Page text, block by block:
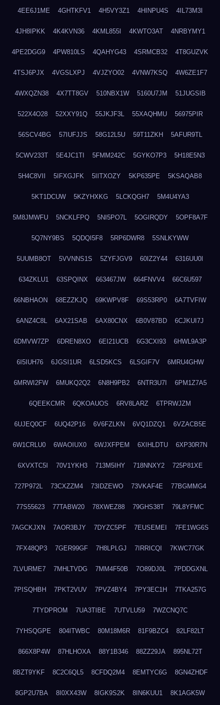
4EE6J1ME 4GHTKFV1 4H5VY3Z1 4HINPU4S 4IL73M3I
4JH8IPKK 4K4KVN36 4KML855I 4KWTO3AT 4NRBYMY1
4PE2DGG9 4PW810LS 4QAHYG43 4SRMCB32 4T8GUZVK
4TSJ6PJX 4VGSLXPJ 4VJZYO02 4VNW7KSQ 4W6ZE1F7
4WXQZN38 4X7TT8GV 510NBX1W 5160U7JM 51JUGSIB
522X4O28 52XXY91Q 55JKJF3L 55XAQHMU 56975PIR
56SCV4BG 57IUFJJS 58G12L5U 59T11ZKH 5AFUR9TL
5CWV233T 5E4JC1TI 5FMM242C 5GYKO7P3 5H18E5N3
5H4C8VII 5IFXGJFK 5IITXOZY 5KP635PE 5KSAQAB8
5KT1DCUW 5KZYHXKG 5LCKQGH7 5M4U4YA3
5M8JMWFU 5NCKLFPQ 5NI5PO7L 5OGIRQDY 5OPF8A7F
5Q7NY9BS 5QDQI5F8 5RP6DWR8 5SNLKYWW
5UUMB8OT 5VVNNS1S 5ZYFJGV9 60IZ2Y44 6316UU0I
634ZKLU1 63SPQINX 663467JW 664FNVV4 66C6U597
66NBHAON 68EZZKJQ 69KWPV8F 69S53RP0 6A7TVFIW
6ANZ4C8L 6AX21SAB 6AX80CNX 6B0V87BD 6CJKUI7J
6DMVW7ZP 6DREN8XO 6EI21UCB 6G3CXI93 6HWL9A3P
6I5IUH76 6JGSI1UR 6LSD5KCS 6LSGIF7V 6MRU4GHW
6MRWI2FW 6MUKQ2Q2 6N8H9PB2 6NTR3U7I 6PM1Z7A5
6QEEKCMR 6QKOAUOS 6RV8LARZ 6TPRWJZM
6UJEQ0CF 6UQ42P16 6V6FZLKN 6VQ1DZQ1 6VZACB5E
6W1CRLU0 6WAOIUX0 6WJXFPEM 6XIHLDTU 6XP30R7N
6XVXTC5I 70V1YKH3 713M5IHY 718NNXY2 725P81XE
727P972L 73CXZZM4 73IDZEWO 73VKAF4E 77BGMMG4
77S55623 77TABW20 78XWEZ88 79GHS38T 79L8YFMC
7AGCKJXN 7AOR3BJY 7DYZC5PF 7EUSEMEI 7FE1WG6S
7FX48QP3 7GER99GF 7H8LPLGJ 7IRRICQI 7KWC77GK
7LVURME7 7MHLTVDG 7MM4F50B 7O89DJ0L 7PDDGXNL
7PISQHBH 7PKT2VUV 7PVZ4BY4 7PY3EC1H 7TKA257G
7TYDPROM 7UA3TIBE 7UTVLU59 7WZCNQ7C
7YHSQGPE 804ITWBC 80M18M6R 81F9BZC4 82LF82LT
866X8P4W 87HLHOXA 88Y1B346 88ZZ29JA 895NL72T
8BZT9YKF 8C2C6QL5 8CFDQ2M4 8EMTYC6G 8GN4ZHDF
8GP2U7BA 8I0XX43W 8IGK9S2K 8IN6KUU1 8K1AGK5W